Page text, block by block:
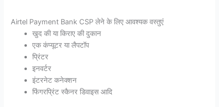
Airtel Payment Bank CSP लेने के लिए आवश्यक वस्तुएं
खुद की या किराए की दुकान
एक कंप्यूटर या लैपटॉप
प्रिंटर
इनवर्टर
इंटरनेट कनेक्शन
फिंगरप्रिंट स्कैनर डिवाइस आदि